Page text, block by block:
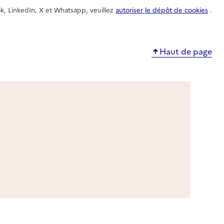
LinkedIn, X et Whatsapp, veuillez autoriser le dépôt de cookies .
Haut de page